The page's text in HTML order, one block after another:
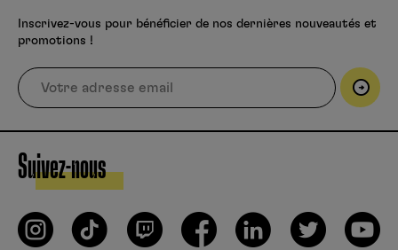
Inscrivez-vous pour bénéficier de nos dernières nouveautés et
promotions !
Suivez-nous